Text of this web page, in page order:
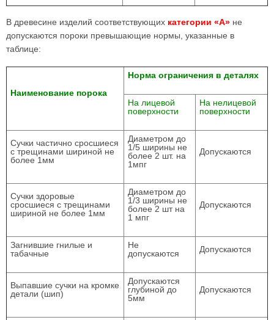
В древесине изделий соответствующих категории «А» не
допускаются пороки превышающие нормы, указанные в
таблице:
Наименование порока
Норма ограничения в деталях
На лицевой
поверхности
На нелицевой
поверхности
Сучки частично сросшиеся
с трещинами шириной не
более 1мм
Диаметром до
1/5 ширины не
более 2 шт. на
1мпг
Допускаются
Сучки здоровые
сросшиеся с трещинами
шириной не более 1мм
Диаметром до
1/3 ширины не
более 2 шт на
1 мпг
Допускаются
Загнившие гнилые и
табачные
Не
допускаются
Допускаются
Выпавшие сучки на кромке
детали (шип)
Допускаются
глубиной до
5мм
Допускаются